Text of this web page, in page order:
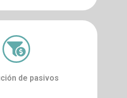
de pasivos